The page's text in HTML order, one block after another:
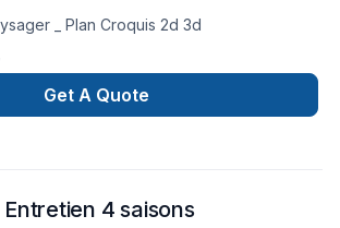
Aménagement Paysager _ Plan Croquis 2d 3d
Get A Quote
Entretien 4 saisons